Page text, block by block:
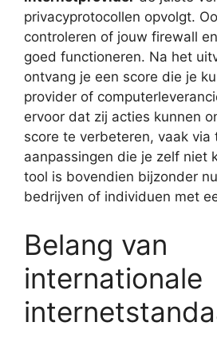
privacyprotocollen opvolgt.
controleren of jouw firewall
goed functioneren. Na het
ontvang je een score die je
provider of
ervoor dat zij acties kunnen
score te verbeteren, vaak via
aanpassingen die je zelf niet
tool is bovendien bijzonder
bedrijven of individuen met
Belang van
internationale